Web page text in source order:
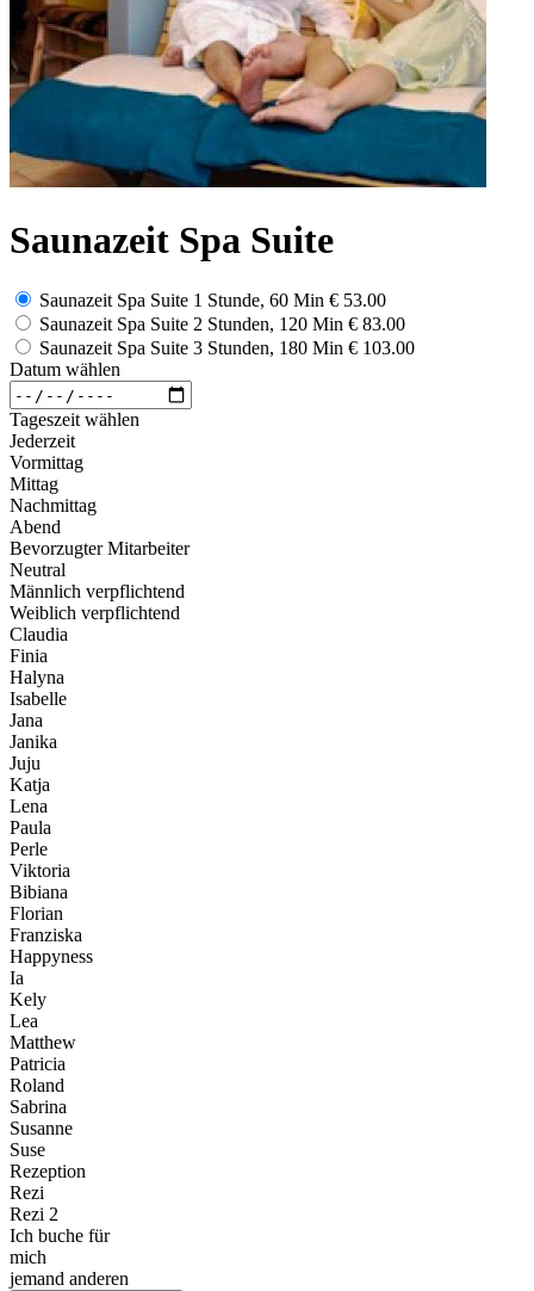
Saunazeit Spa Suite
Saunazeit Spa Suite 1 Stunde, 60 Min € 53.00
Saunazeit Spa Suite 2 Stunden, 120 Min € 83.00
Saunazeit Spa Suite 3 Stunden, 180 Min € 103.00
Datum wählen
Tageszeit wählen
Jederzeit
Vormittag
Mittag
Nachmittag
Abend
Bevorzugter Mitarbeiter
Neutral
Männlich verpflichtend
Weiblich verpflichtend
Claudia
Finia
Halyna
Isabelle
Jana
Janika
Juju
Katja
Lena
Paula
Perle
Viktoria
Bibiana
Florian
Franziska
Happyness
Ia
Kely
Lea
Matthew
Patricia
Roland
Sabrina
Susanne
Suse
Rezeption
Rezi
Rezi 2
Ich buche für
mich
jemand anderen